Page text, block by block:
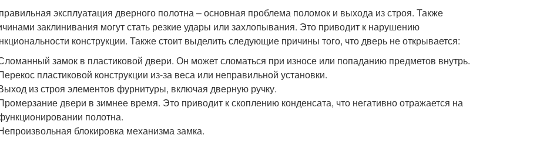
эксплуатация дверного полотна – основная проблема поломок и выхода из строя. Также
заклинивания могут стать резкие удары или захлопывания. Это приводит к нарушению
конструкции. Также стоит выделить следующие причины того, что дверь не открывается:
замок в пластиковой двери. Он может сломаться при износе или попаданию предметов внутрь.
пластиковой конструкции из-за веса или неправильной установки.
из строя элементов фурнитуры, включая дверную ручку.
двери в зимнее время. Это приводит к скоплению конденсата, что негативно отражается на
полотна.
блокировка механизма замка.